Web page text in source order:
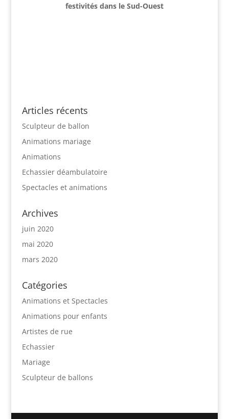
festivités dans le Sud-Ouest
Articles récents
Sculpteur de ballon
Animations mariage
Animations
Echassier déambulatoire
Spectacles et animations
Archives
juin 2020
mai 2020
mars 2020
Catégories
Animations et Spectacles
Animations pour enfants
Artistes de rue
Echassier
Mariage
Sculpteur de ballons